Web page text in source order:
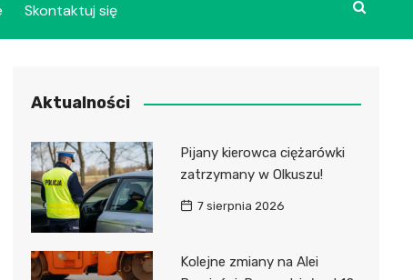
Skontaktuj się
Aktualności
Pijany kierowca ciężarówki
zatrzymany w Olkuszu!
7 sierpnia 2026
Kolejne zmiany na Alei